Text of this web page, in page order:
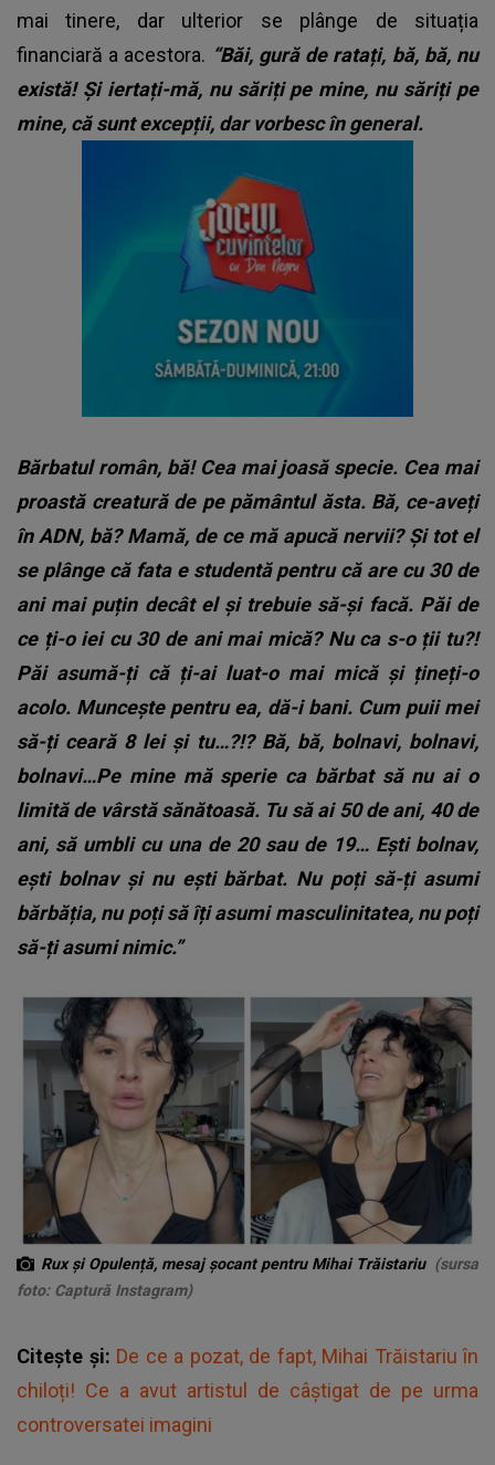
mai tinere, dar ulterior se plânge de situația
financiară a acestora. “Băi, gură de ratați, bă, bă, nu
există! Și iertați-mă, nu săriți pe mine, nu săriți pe
mine, că sunt excepții, dar vorbesc în general.
Bărbatul român, bă! Cea mai joasă specie. Cea mai
proastă creatură de pe pământul ăsta. Bă, ce-aveți
în ADN, bă? Mamă, de ce mă apucă nervii? Și tot el
se plânge că fata e studentă pentru că are cu 30 de
ani mai puțin decât el și trebuie să-și facă. Păi de
ce ți-o iei cu 30 de ani mai mică? Nu ca s-o ții tu?!
Păi asumă-ți că ți-ai luat-o mai mică și țineți-o
acolo. Muncește pentru ea, dă-i bani. Cum puii mei
să-ți ceară 8 lei și tu…?!? Bă, bă, bolnavi, bolnavi,
bolnavi…Pe mine mă sperie ca bărbat să nu ai o
limită de vârstă sănătoasă. Tu să ai 50 de ani, 40 de
ani, să umbli cu una de 20 sau de 19… Ești bolnav,
ești bolnav și nu ești bărbat. Nu poți să-ți asumi
bărbăția, nu poți să îți asumi masculinitatea, nu poți
să-ți asumi nimic.”
Rux și Opulență, mesaj șocant pentru Mihai Trăistariu (sursa
foto: Captură Instagram)
Citește și: De ce a pozat, de fapt, Mihai Trăistariu în
chiloți! Ce a avut artistul de câștigat de pe urma
controversatei imagini